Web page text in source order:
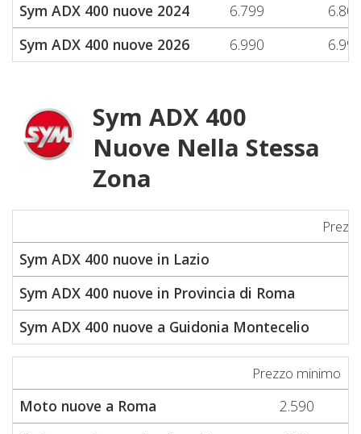
Sym ADX 400 nuove 2024 6.799
Sym ADX 400 nuove 2026
6.990
Sym ADX 400
Nuove Nella Stessa
Zona
Sym ADX 400 nuove in Lazio
Sym ADX 400 nuove in Provincia di Roma
Sym ADX 400 nuove a Guidonia Montecelio
Prezzo minimo
Moto nuove a Roma
2.590